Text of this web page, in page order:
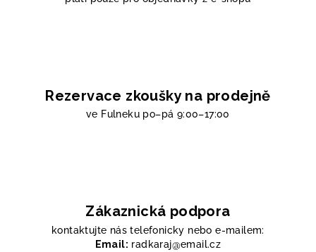
Rezervace zkoušky na prodejně
ve Fulneku po–pá 9:00–17:00
Zákaznická podpora
kontaktujte nás telefonicky nebo e-mailem:
Email: radkaraj@email.cz